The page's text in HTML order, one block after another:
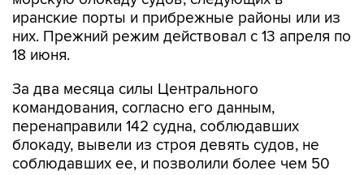
иранские порты и прибрежные районы или из
них. Прежний режим действовал с 13 апреля по
18 июня.
За два месяца силы Центрального
командования, согласно его данным,
перенаправили 142 судна, соблюдавших
блокаду, вывели из строя девять судов, не
соблюдавших ее, и позволили более чем 50